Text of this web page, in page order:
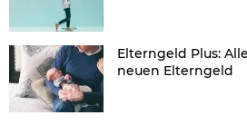
Elterngeld Plus:
neuen Elterngeld